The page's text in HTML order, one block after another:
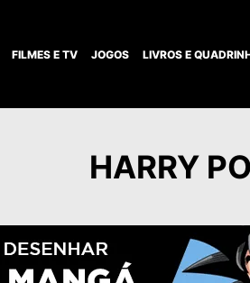
FILMES E TV JOGOS LIVROS E
HARRY